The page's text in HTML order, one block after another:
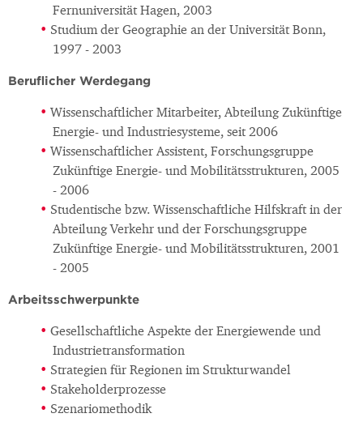
Fernuniversität Hagen, 2003
Studium der Geographie an der Universität Bonn,
1997 - 2003
Beruflicher Werdegang
Wissenschaftlicher Mitarbeiter, Abteilung Zukünftige
Energie- und Industriesysteme, seit 2006
Wissenschaftlicher Assistent, Forschungsgruppe
Zukünftige Energie- und Mobilitätsstrukturen, 2005
- 2006
Studentische bzw. Wissenschaftliche Hilfskraft in der
Abteilung Verkehr und der Forschungsgruppe
Zukünftige Energie- und Mobilitätsstrukturen, 2001
- 2005
Arbeitsschwerpunkte
Gesellschaftliche Aspekte der Energiewende und
Industrietransformation
Strategien für Regionen im Strukturwandel
Stakeholderprozesse
Szenariomethodik